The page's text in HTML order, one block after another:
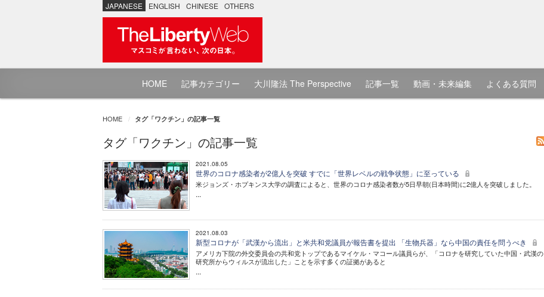
JAPANESE ENGLISH CHINESE OTHERS
HOME 記事カテゴリー 大川隆法 The Perspective 記事一覧 動画・未来編集 よくある質問
HOME タグ「ワクチン」の記事一覧
タグ「ワクチン」の記事一覧
2021.08.05
世界のコロナ感染者が2億人を突破 すでに「世界レベルの戦争状態」に至っている
米ジョンズ・ホプキンス大学の調査によると、世界のコロナ感染者数が5日早朝(日本時間)に2億人を突破しました。
...
2021.08.03
新型コロナが「武漢から流出」と米共和党議員が報告書を提出 「生物兵器」なら中国の責任を問うべき
アメリカ下院の外交委員会の共和党トップであるマイケル・マコール議員らが、「コロナを研究していた中国・武漢の
研究所からウィルスが流出した」ことを示す多くの証拠があると
...